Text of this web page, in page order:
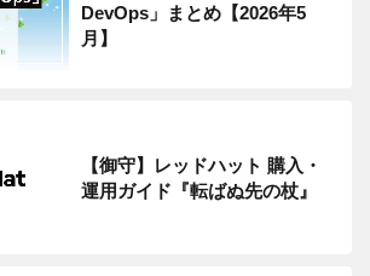
DevOps」まとめ【2026年5
月】
【御守】レッドハット 購入・
運用ガイド『転ばぬ先の杖』